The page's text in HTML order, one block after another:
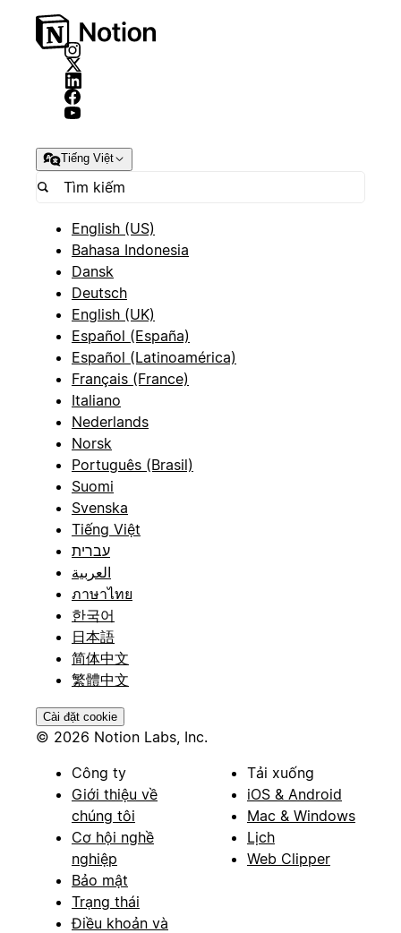
Tiếng Việt
English (US)
Bahasa Indonesia
Dansk
Deutsch
English (UK)
Español (España)
Español (Latinoamérica)
Français (France)
Italiano
Nederlands
Norsk
Português (Brasil)
Suomi
Svenska
Tiếng Việt
עברית
العربية
ภาษาไทย
한국어
日本語
简体中文
繁體中文
Cài đặt cookie
© 2026 Notion Labs, Inc.
Công ty
Giới thiệu về
chúng tôi
Cơ hội nghề
nghiệp
Bảo mật
Trạng thái
Điều khoản và
Tải xuống
iOS & Android
Mac & Windows
Lịch
Web Clipper